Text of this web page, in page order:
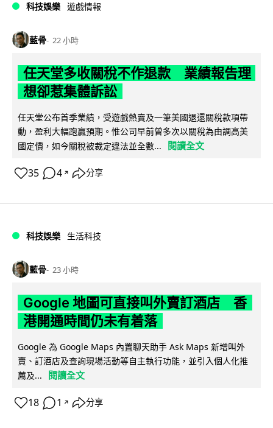
科技娛樂 遊戲情報
藍骨 22 小時
任天堂多收關稅不作退款 業績報告理
想卻惹集體訴訟
任天堂公布首季業績，受遊戲熱賣及一筆美國退還關稅款項帶
動，盈利大幅跑贏預期。惟公司早前曾多次以關稅為由調高美
國定價，如今關稅被裁定違法並全數...
閱讀全文
35 4 ↗ 分享
科技娛樂 生活科技
藍骨 23 小時
Google 地圖可直接叫外賣訂酒店 香
港開通時間仍未有着落
Google 為 Google Maps 內置聊天助手 Ask Maps 新增叫外
賣、訂酒店及查詢現場活動等自主執行功能，並引入個人化推
薦及...
閱讀全文
18 1 ↗ 分享